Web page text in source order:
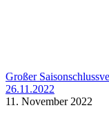
Großer
26.11.2022
11. November 2022